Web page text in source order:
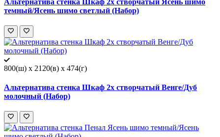
темный/Ясень шимо светлый (Набор)
800(ш) x 2120(в) x 474(г)
Альтернатива стенка Шкаф 2х створчатый Венге/Дуб
молочный (Набор)